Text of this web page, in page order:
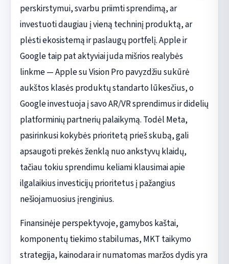
perskirstymui, svarbu priimti sprendimą, ar
investuoti daugiau į vieną techninį produktą, ar
plėsti ekosistemą ir paslaugų portfelį. Apple ir
Google taip pat aktyviai juda mišrios realybės
linkme — Apple su Vision Pro pavyzdžiu sukūrė
aukštos klasės produktų standarto lūkesčius, o
Google investuoja į savo AR/VR sprendimus ir didelių
platforminių partnerių palaikymą. Todėl Meta,
pasirinkusi kokybės prioritetą prieš skubą, gali
apsaugoti prekės ženklą nuo ankstyvų klaidų,
tačiau tokiu sprendimu keliami klausimai apie
ilgalaikius investicijų prioritetus į pažangius
nešiojamuosius įrenginius.
Finansinėje perspektyvoje, gamybos kaštai,
komponentų tiekimo stabilumas, MKT taikymo
strategija, kainodara ir numatomas maržos dydis yra